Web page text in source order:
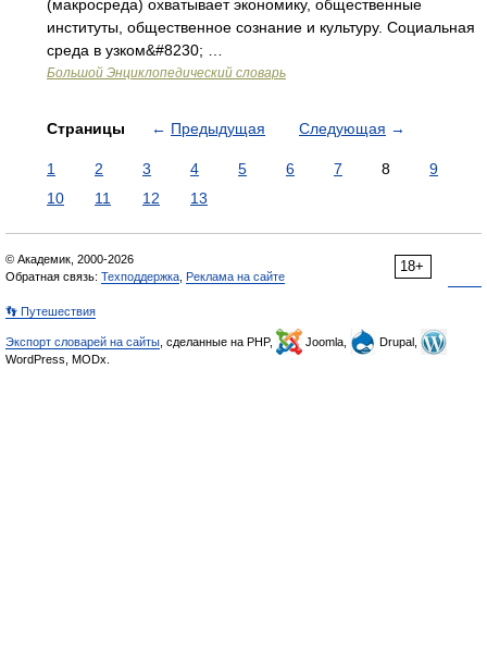
(макросреда) охватывает экономику, общественные
институты, общественное сознание и культуру. Социальная
среда в узком&#8230; …
Большой Энциклопедический словарь
Страницы ← Предыдущая Следующая →
1 2 3 4 5 6 7 8
9
10
11 12 13
18+
© Академик, 2000-2026
Обратная связь: Техподдержка Реклама на сайте
👣 Путешествия
Экспорт словарей на сайты , сделанные на PHP, Joomla,
Drupal,
WordPress, MODx.